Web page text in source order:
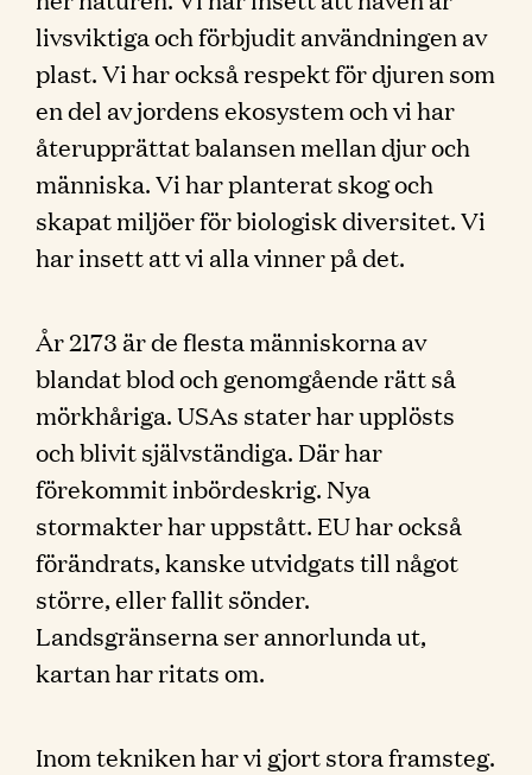
livsviktiga och förbjudit användningen av
plast. Vi har också respekt för djuren som
en del av jordens ekosystem och vi har
återupprättat balansen mellan djur och
människa. Vi har planterat skog och
skapat miljöer för biologisk diversitet. Vi
har insett att vi alla vinner på det.
År 2173 är de flesta människorna av
blandat blod och genomgående rätt så
mörkhåriga. USAs stater har upplösts
och blivit självständiga. Där har
förekommit inbördeskrig. Nya
stormakter har uppstått. EU har också
förändrats, kanske utvidgats till något
större, eller fallit sönder.
Landsgränserna ser annorlunda ut,
kartan har ritats om.
Inom tekniken har vi gjort stora framsteg.